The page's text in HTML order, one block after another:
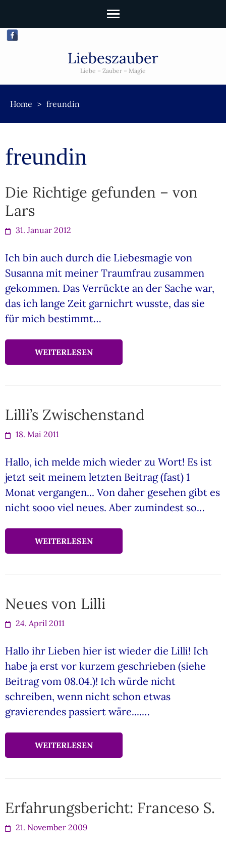
Liebeszauber
Liebe – Zauber – Magie
Home > freundin
freundin
Die Richtige gefunden – von
Lars
31. Januar 2012
Ich bin auch durch die Liebesmagie von
Susanna mit meiner Traumfrau zusammen
gekommen. Das Verrückte an der Sache war,
das ich lange Zeit garnichrt wusste, das sie
für mich bestimmt…
WEITERLESEN
Lilli’s Zwischenstand
18. Mai 2011
Hallo, ich melde mich wieder zu Wort! Es ist
jetzt seit meinem letzten Beitrag (fast) 1
Monat vergangen... Von daher gesehen gibt es
nicht sooo viel neues. Aber zumindest so…
WEITERLESEN
Neues von Lilli
24. April 2011
Hallo ihr Lieben hier ist wieder die Lilli! Ich
habe ja erst vor kurzem geschrieben (siehe
Beitrag vom 08.04.)! Ich würde nicht
schreiben, wenn nicht schon etwas
gravierendes passiert wäre....…
WEITERLESEN
Erfahrungsbericht: Franceso S.
21. November 2009